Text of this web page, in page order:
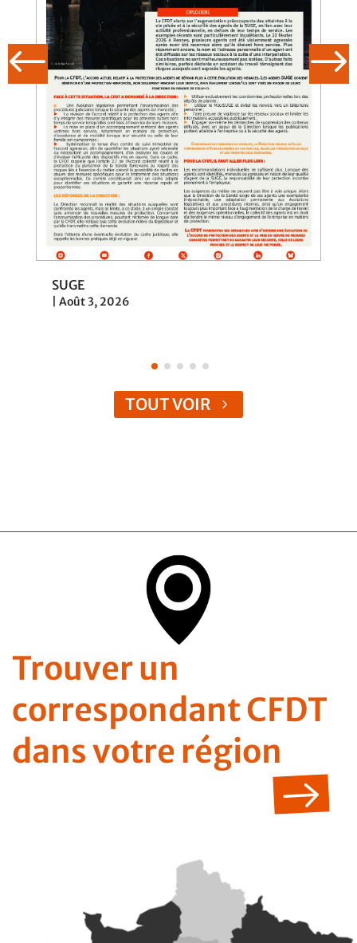
TOUT VOIR
Trouver un
correspondant CFDT
dans votre région